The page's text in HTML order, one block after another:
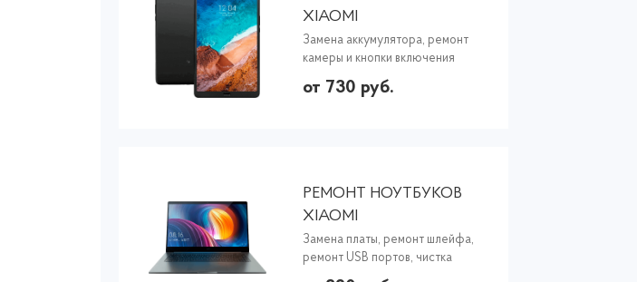
XIAOMI
Замена аккумулятора, ремонт
камеры и кнопки включения
от 730 руб.
РЕМОНТ НОУТБУКОВ
XIAOMI
Замена платы, ремонт шлейфа,
ремонт USB портов, чистка